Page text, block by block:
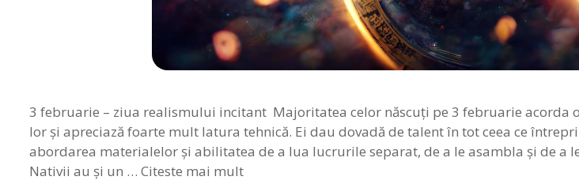
3 februarie – ziua realismului incitant Majoritatea celor născuţi pe 3 februarie acorda
lor şi apreciază foarte mult latura tehnică. Ei dau dovadă de talent în tot ceea ce
abordarea materialelor şi abilitatea de a lua lucrurile separat, de a le asambla şi de a
Nativii au şi un … Citeste mai mult